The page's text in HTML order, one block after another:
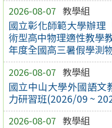
2026-08-07 教學組
國立彰化師範大學辦理
術型高中物理適性教學
年度全國高三暑假學測
2026-08-07 教學組
國立中山大學外國語
力研習班(2026/09 ~
2026-08-07 教學組